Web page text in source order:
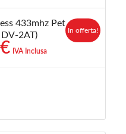
433mhz Pet
2AT)
€IlIVA Inclusa
In offerta!